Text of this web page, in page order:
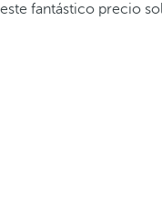
este fantástico precio